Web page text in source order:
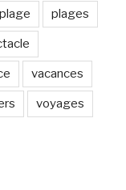
plage plages
vacances
voyages